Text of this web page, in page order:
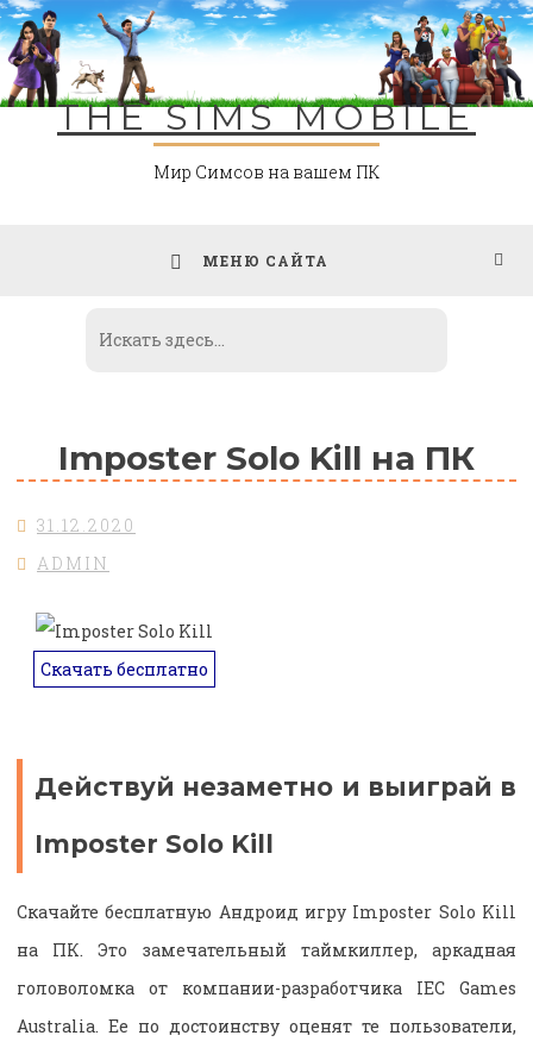
Skip
to
content
THE SIMS MOBILE
Мир Симсов на вашем ПК
МЕНЮ САЙТА
Imposter Solo Kill на ПК
31.12.2020
ADMIN
Скачать бесплатно
Действуй незаметно и выиграй в
Imposter Solo Kill
Скачайте бесплатную Андроид игру Imposter Solo Kill
на ПК. Это замечательный таймкиллер, аркадная
головоломка от компании-разработчика IEC Games
Australia. Ее по достоинству оценят те пользователи,